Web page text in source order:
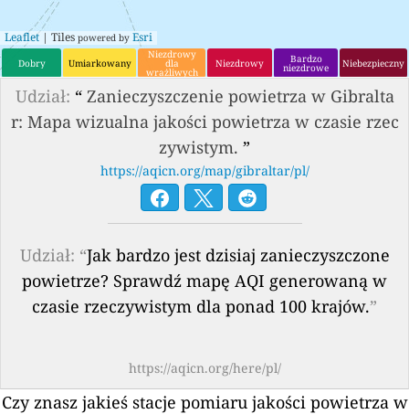
Leaflet | Tiles powered by Esri
Dobry Umiarkowany
Niezdrowy
dla
wrażliwych
grup
Niezdrowy Bardzo
niezdrowe Niebezpieczny
Udział: “ Zanieczyszczenie powietrza w Gibralta
r: Mapa wizualna jakości powietrza w czasie rzec
zywistym. ”
https://aqicn.org/map/gibraltar/pl/
Udział: “Jak bardzo jest dzisiaj zanieczyszczone
powietrze? Sprawdź mapę AQI generowaną w
czasie rzeczywistym dla ponad 100 krajów.”
https://aqicn.org/here/pl/
Czy znasz jakieś stacje pomiaru jakości powietrza w